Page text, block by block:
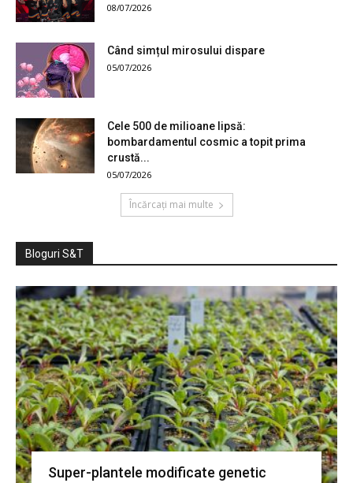
08/07/2026
Când simțul mirosului dispare
05/07/2026
Cele 500 de milioane lipsă:
bombardamentul cosmic a topit prima
crustă...
05/07/2026
Încărcați mai multe
Bloguri S&T
Super-plantele modificate genetic